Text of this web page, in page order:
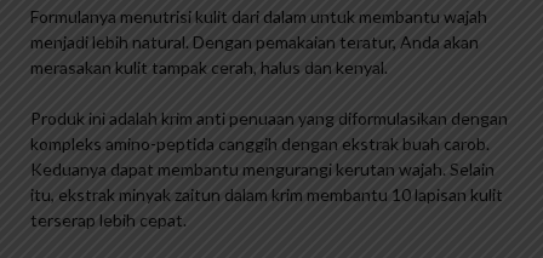
Formulanya menutrisi kulit dari dalam untuk membantu wajah
menjadi lebih natural. Dengan pemakaian teratur, Anda akan
merasakan kulit tampak cerah, halus dan kenyal.
Produk ini adalah krim anti penuaan yang diformulasikan dengan
kompleks amino-peptida canggih dengan ekstrak buah carob.
Keduanya dapat membantu mengurangi kerutan wajah. Selain
itu, ekstrak minyak zaitun dalam krim membantu 10 lapisan kulit
terserap lebih cepat.